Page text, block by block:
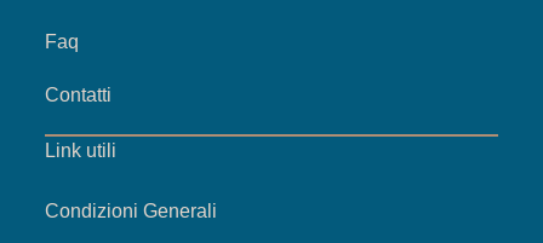
Faq
Contatti
Link utili
Condizioni Generali